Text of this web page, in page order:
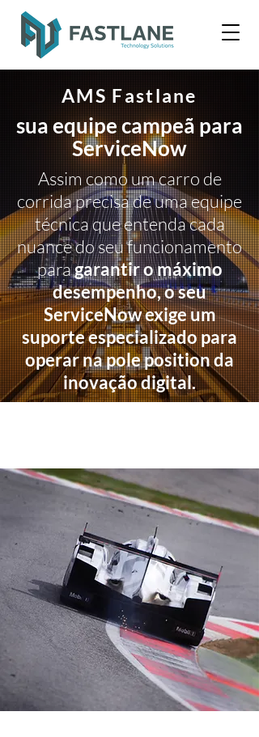
AMS Fastlane
sua equipe campeã para
ServiceNow
Assim como um carro de
corrida precisa de uma equipe
técnica que entenda cada
nuance do seu funcionamento
paragarantir o máximo
desempenho, o seu
ServiceNow exige um
suporte especializado para
operar na pole position da
inovação digital.